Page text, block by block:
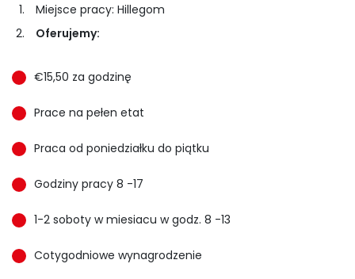
Miejsce pracy: Hillegom
Oferujemy:
€15,50 za godzinę
Prace na pełen etat
Praca od poniedziałku do piątku
Godziny pracy 8 -17
1-2 soboty w miesiacu w godz. 8 -13
Cotygodniowe wynagrodzenie